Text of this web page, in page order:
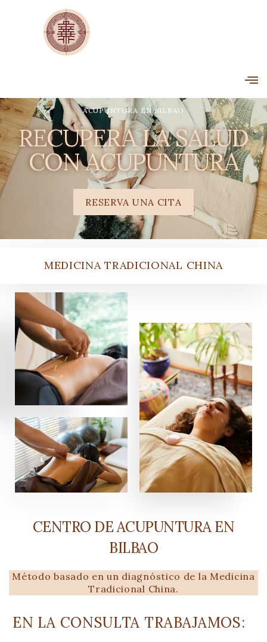
ACUPUNTURA EN BILBAO
RECUPERA LA SALUD
CON ACUPUNTURA
RESERVA UNA CITA
MEDICINA TRADICIONAL CHINA
CENTRO DE ACUPUNTURA EN
BILBAO
Método basado en un diagnóstico de la Medicina
Tradicional China.
EN LA CONSULTA TRABAJAMOS: